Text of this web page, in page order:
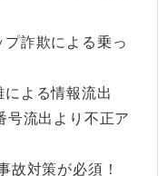
詐欺による乗っ
よる情報流出
流出より不正ア
故対策が必須！